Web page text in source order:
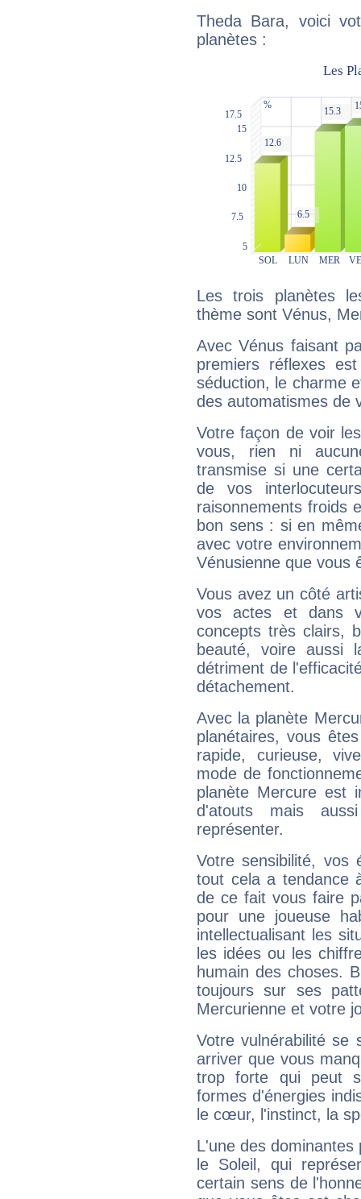
Theda Bara, voici
planètes :
Les trois planètes
thème sont Vénus,
Avec Vénus faisant
premiers réflexes
séduction, le charme
des automatismes de
Votre façon de voir
vous, rien ni
transmise si une
de vos
raisonnements froids
bon sens : si en
avec votre
Vénusienne que vous
Vous avez un côté
vos actes et dans
concepts très clairs,
beauté, voire aussi
détriment de
détachement.
Avec la planète
planétaires, vous
rapide, curieuse,
mode de
planète Mercure est
d'atouts mais
représenter.
Votre sensibilité,
tout cela a tendance
de ce fait vous faire
pour une joueuse
intellectualisant les
les idées ou les
humain des choses.
toujours sur ses
Mercurienne et votre
Votre vulnérabilité se
arriver que vous
trop forte qui peut
formes d'énergies
le cœur, l'instinct, la
L'une des
le Soleil, qui
certain sens de